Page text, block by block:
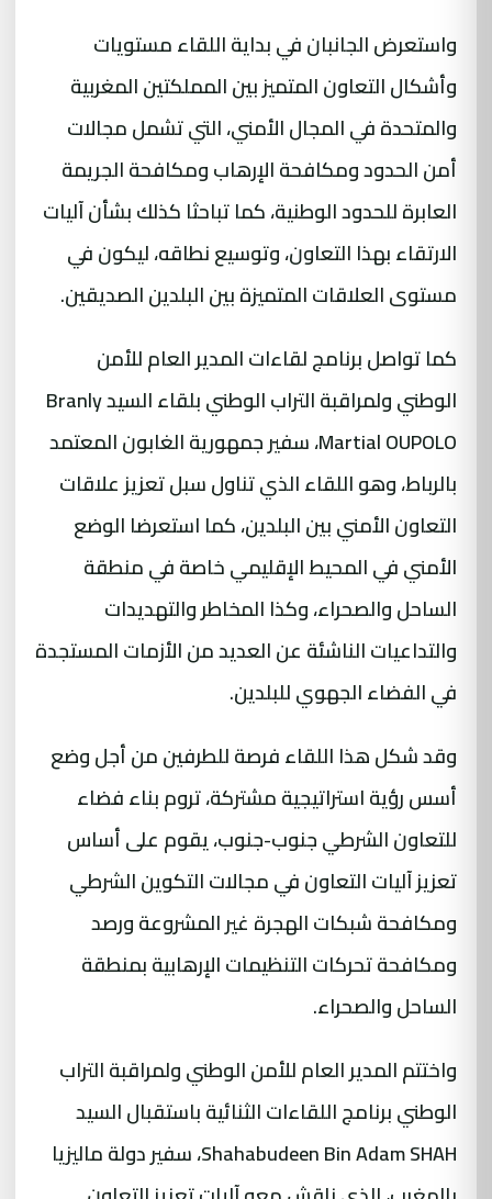
واستعرض الجانبان في بداية اللقاء مستويات
وأشكال التعاون المتميز بين المملكتين المغربية
والمتحدة في المجال الأمني، التي تشمل مجالات
أمن الحدود ومكافحة الإرهاب ومكافحة الجريمة
العابرة للحدود الوطنية، كما تباحثا كذلك بشأن آليات
الارتقاء بهذا التعاون، وتوسيع نطاقه، ليكون في
مستوى العلاقات المتميزة بين البلدين الصديقين.
كما تواصل برنامج لقاءات المدير العام للأمن
الوطني ولمراقبة التراب الوطني بلقاء السيد Branly
Martial OUPOLO، سفير جمهورية الغابون المعتمد
بالرباط، وهو اللقاء الذي تناول سبل تعزيز علاقات
التعاون الأمني بين البلدين، كما استعرضا الوضع
الأمني في المحيط الإقليمي خاصة في منطقة
الساحل والصحراء، وكذا المخاطر والتهديدات
والتداعيات الناشئة عن العديد من الأزمات المستجدة
في الفضاء الجهوي للبلدين.
وقد شكل هذا اللقاء فرصة للطرفين من أجل وضع
أسس رؤية استراتيجية مشتركة، تروم بناء فضاء
للتعاون الشرطي جنوب-جنوب، يقوم على أساس
تعزيز آليات التعاون في مجالات التكوين الشرطي
ومكافحة شبكات الهجرة غير المشروعة ورصد
ومكافحة تحركات التنظيمات الإرهابية بمنطقة
الساحل والصحراء.
واختتم المدير العام للأمن الوطني ولمراقبة التراب
الوطني برنامج اللقاءات الثنائية باستقبال السيد
Shahabudeen Bin Adam SHAH، سفير دولة ماليزيا